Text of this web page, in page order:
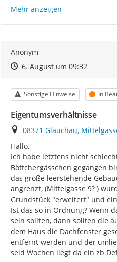
Mehr anzeigen
Anonym
Zeitpunkt des Erstellens
Zeitpunkt des Erstellens
6. August um 09:32Zur
Kategorie
Sonstige Hinweise Status
In
Eigentumsverhältnisse
Ort
08371 Glauchau,
Hallo,
Ich habe letztens nicht
Böttchergässchen gegangen
das große leerstehende
angrenzt, (Mittelgasse 9? )
Grundstück "erweitert" und
Ist das so in Ordnung? Wenn
sein sollten, dann sollten die
dem Haus die Dachfenster
entfernt werden und der
seid Wochen liegt da ein zb